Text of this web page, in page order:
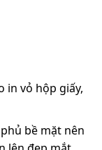
in vỏ hộp giấy,
bề mặt nên